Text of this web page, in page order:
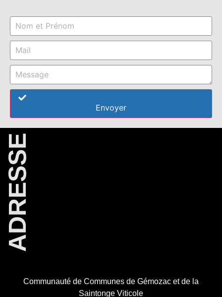
Envoyer
ADRESSE
Communauté de Communes de Gémozac etde la
Saintonge Viticole